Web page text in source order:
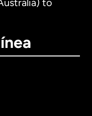
to